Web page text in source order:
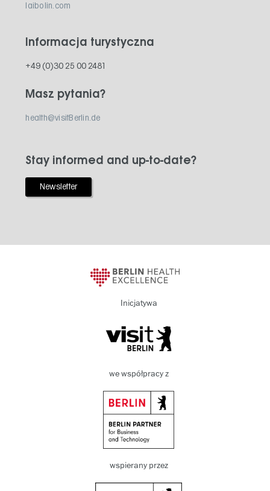
laibolin.com
Informacja turystyczna
+49 (0)30 25 00 2481
Masz pytania?
health@visitBerlin.de
Stay informed and up-to-date?
Newsletter
Inicjatywa
we współpracy z
wspierany przez